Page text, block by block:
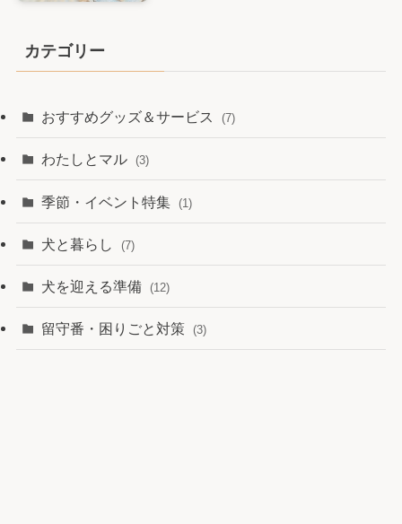
カテゴリー
おすすめグッズ＆サービス (7)
わたしとマル (3)
季節・イベント特集 (1)
犬と暮らし (7)
犬を迎える準備 (12)
留守番・困りごと対策 (3)